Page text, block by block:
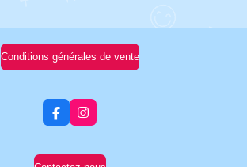
Conditions générales de vente
F
a
e
b
I
n
t
a